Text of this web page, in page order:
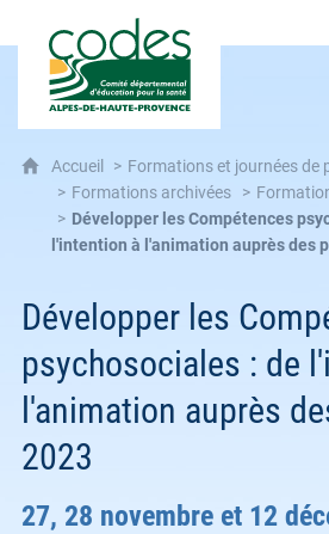
CoDES 04 : Comité
Accueil
Formations et journées de
Formations archivées
Développer les Compétences
l'intention à l'animation auprès des
Développer les
psychosociales : de
l'animation auprès
2023
27, 28 novembre et 12